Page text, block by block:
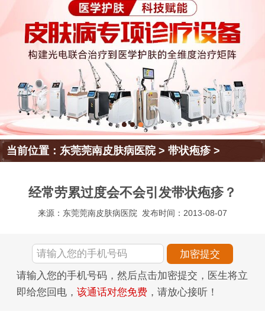
当前位置：东莞莞南皮肤病医院>带状疱疹>
经常劳累过度会不会引发带状疱疹？
来源：东莞莞南皮肤病医院 发布时间：2013-08-07
请输入您的手机号码，然后点击加密提交，医生将立
即给您回电， 该通话对您免费 ，请放心接听！